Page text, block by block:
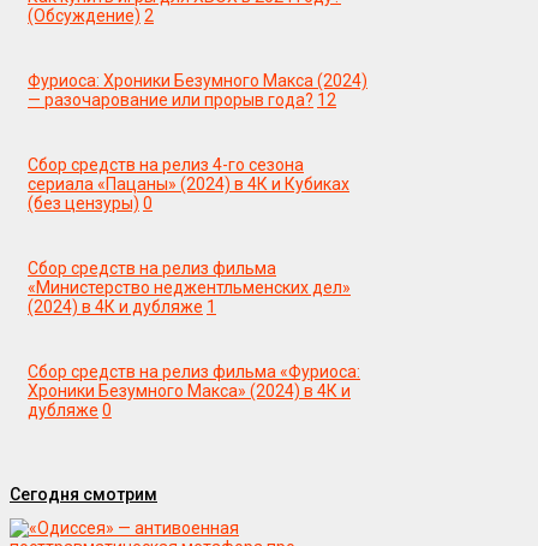
(Обсуждение) 2
Фуриоса: Хроники Безумного Макса (2024)
— разочарование или прорыв года? 12
Сбор средств на релиз 4-го сезона
сериала «Пацаны» (2024) в 4К и Кубиках
(без цензуры) 0
Сбор средств на релиз фильма
«Министерство неджентльменских дел»
(2024) в 4К и дубляже 1
Сбор средств на релиз фильма «Фуриоса:
Хроники Безумного Макса» (2024) в 4К и
дубляже 0
Сегодня смотрим